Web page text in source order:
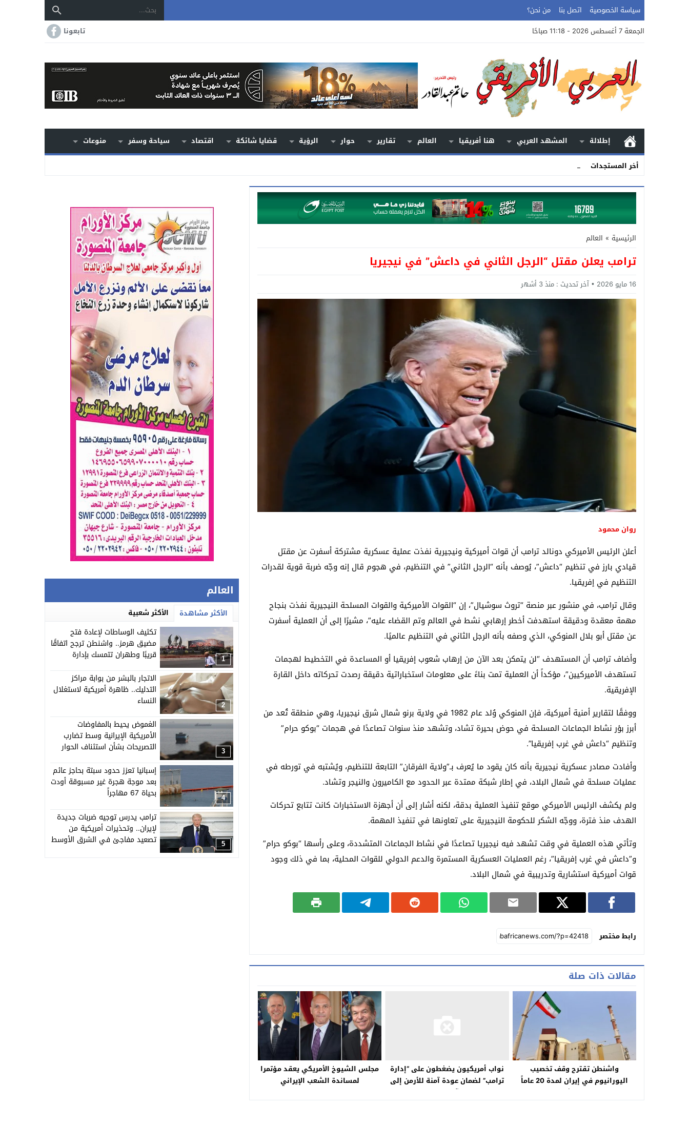
سياسة الخصوصية اتصل بنا
من نحن؟
الجمعة 7 أغسطس 2026 - 11:18 صباحًا
تابعونا
إطلالة المشهد العربي هنا أفريقيا العالم تقارير حوار الرؤية قضايا شائكة اقتصاد سياحة وسفر
منوعات
أخر المستجدات
الأرض.. _
Stop
Previous
Next
الرئيسية » العالم
ترامب يعلن مقتل “الرجل الثاني في داعش” في نيجيريا
16 مايو 2026 آخر تحديث : منذ 3 أشهر
روان محمود
أعلن الرئيس الأميركي دونالد ترامب أن قوات أميركية ونيجيرية نفذت عملية عسكرية مشتركة أسفرت عن مقتل
قيادي بارز في تنظيم “داعش”، يُوصف بأنه “الرجل الثاني” في التنظيم، في هجوم قال إنه وجّه ضربة قوية لقدرات
التنظيم في إفريقيا.
وقال ترامب، في منشور عبر منصة “تروث سوشيال”، إن “القوات الأميركية والقوات المسلحة النيجيرية نفذت بنجاح
مهمة معقدة ودقيقة استهدفت أخطر إرهابي نشط في العالم وتم القضاء عليه”، مشيرًا إلى أن العملية أسفرت
عن مقتل أبو بلال المنوكي، الذي وصفه بأنه الرجل الثاني في التنظيم عالميًا.
وأضاف ترامب أن المستهدف “لن يتمكن بعد الآن من إرهاب شعوب إفريقيا أو المساعدة في التخطيط لهجمات
تستهدف الأميركيين”، مؤكداً أن العملية تمت بناءً على معلومات استخباراتية دقيقة رصدت تحركاته داخل القارة
الإفريقية.
ووفقًا لتقارير أمنية أميركية، فإن المنوكي وُلد عام 1982 في ولاية برنو شمال شرق نيجيريا، وهي منطقة تُعد من
أبرز بؤر نشاط الجماعات المسلحة في حوض بحيرة تشاد، وتشهد منذ سنوات تصاعدًا في هجمات “بوكو حرام”
وتنظيم “داعش في غرب إفريقيا”.
وأفادت مصادر عسكرية نيجيرية بأنه كان يقود ما يُعرف بـ”ولاية الفرقان” التابعة للتنظيم، ويُشتبه في تورطه في
عمليات مسلحة في شمال البلاد، في إطار شبكة ممتدة عبر الحدود مع الكاميرون والنيجر وتشاد.
ولم يكشف الرئيس الأميركي موقع تنفيذ العملية بدقة، لكنه أشار إلى أن أجهزة الاستخبارات كانت تتابع تحركات
الهدف منذ فترة، ووجّه الشكر للحكومة النيجيرية على تعاونها في تنفيذ المهمة.
وتأتي هذه العملية في وقت تشهد فيه نيجيريا تصاعدًا في نشاط الجماعات المتشددة، وعلى رأسها “بوكو حرام”
و”داعش في غرب إفريقيا”، رغم العمليات العسكرية المستمرة والدعم الدولي للقوات المحلية، بما في ذلك وجود
قوات أميركية استشارية وتدريبية في شمال البلاد.
رابط مختصر
مقالات ذات صلة
واشنطن تقترح وقف تخصيب
اليورانيوم في إيران لمدة 20 عاماً
ومفاوضات غير مباشرة تنتهي دون
نواب أمريكيون يضغطون على “إدارة
ترامب” لضمان عودة آمنة للأرمن إلى
“آرتساخ”
مجلس الشيوخ الأمريكي يعقد مؤتمرا
لمساندة الشعب الإيراني
العالم
الأكثر مشاهدة الأكثر شعبية
1
تكثيف الوساطات لإعادة فتح
مضيق هرمز.. واشنطن ترجح اتفاقًا
قريبًا وطهران تتمسك بإدارة
2
الاتجار بالبشر من بوابة مراكز
التدليك.. ظاهرة أمريكية لاستغلال
النساء
3
الغموض يحيط بالمفاوضات
الأمريكية الإيرانية وسط تضارب
التصريحات بشأن استئناف الحوار
4
إسبانيا تعزز حدود سبتة بحاجز عائم
بعد موجة هجرة غير مسبوقة أودت
بحياة 67 مهاجراً
5
ترامب يدرس توجيه ضربات جديدة
لإيران.. وتحذيرات أمريكية من
تصعيد مفاجئ في الشرق الأوسط